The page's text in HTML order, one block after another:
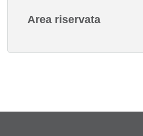
Area riservata